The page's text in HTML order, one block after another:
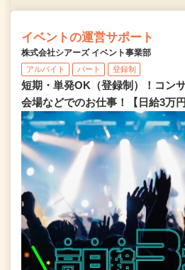
イベントの運営サポート
株式会社シアーズ イベント事業部
アルバイト パート 登録制
短期・単発OK（登録制）！コン
会場などでのお仕事！【日給3万